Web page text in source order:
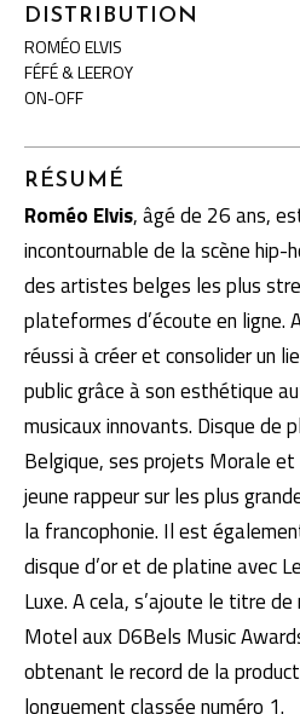
DISTRIBUTION
ROMÉO ELVIS
FÉFÉ & LEEROY
ON-OFF
RÉSUMÉ
Roméo Elvis, âgé de 26 ans,
incontournable de la scène hip-
des artistes belges les plus
plateformes d’écoute en ligne.
réussi à créer et consolider un
public grâce à son esthétique
musicaux innovants. Disque de
Belgique, ses projets Morale
jeune rappeur sur les plus
la francophonie. Il est
disque d’or et de platine avec
Luxe. A cela, s’ajoute le titre
Motel aux D6Bels Music
obtenant le record de la
longuement classée numéro 1.